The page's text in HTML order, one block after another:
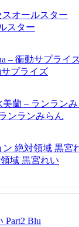
スター
プライズ
ンランみらん
域 黒宮れい
Part2 Blu